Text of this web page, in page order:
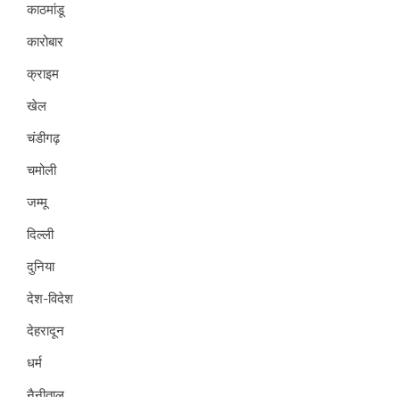
काठमांडू
कारोबार
क्राइम
खेल
चंडीगढ़
चमोली
जम्मू
दिल्ली
दुनिया
देश-विदेश
देहरादून
धर्म